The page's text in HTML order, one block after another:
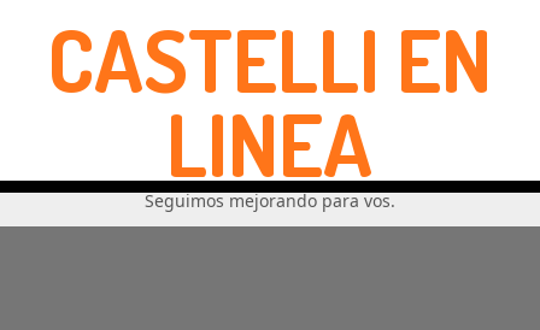
CASTELLI EN
LINEA
Seguimos mejorando para vos.